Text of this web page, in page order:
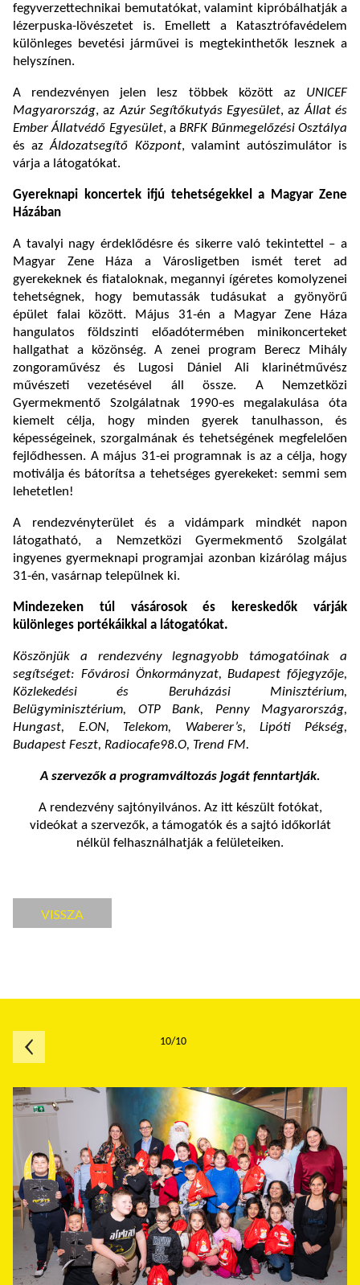
fegyverzettechnikai bemutatókat, valamint kipróbálhatják a
lézerpuska-lövészetet is. Emellett a Katasztrófavédelem
különleges bevetési járművei is megtekinthetők lesznek a
helyszínen.
A rendezvényen jelen lesz többek között az UNICEF
Magyarország, azAzúr Segítőkutyás Egyesület, azÁllat és
Ember Állatvédő Egyesület, aBRFK Bűnmegelőzési Osztálya
és azÁldozatsegítő Központ, valamint autószimulátor is
várja a látogatókat.
Gyereknapi koncertek ifjú tehetségekkel a Magyar Zene
Házában
A tavalyi nagy érdeklődésre és sikerre való tekintettel – a
Magyar Zene Háza a Városligetben ismét teret ad
gyerekeknek és fiataloknak, megannyi ígéretes komolyzenei
tehetségnek, hogy bemutassák tudásukat a gyönyörű
épület falai között. Május 31-én a Magyar Zene Háza
hangulatos földszinti előadótermében minikoncerteket
hallgathat a közönség. A zenei program Berecz Mihály
zongoraművész és Lugosi Dániel Ali klarinétművész
művészeti vezetésével áll össze. A Nemzetközi
Gyermekmentő Szolgálatnak 1990-es megalakulása óta
kiemelt célja, hogy minden gyerek tanulhasson, és
képességeinek, szorgalmának és tehetségének megfelelően
fejlődhessen. A május 31-ei programnak is az a célja, hogy
motiválja és bátorítsa a tehetséges gyerekeket: semmi sem
lehetetlen!
A rendezvényterület és a vidámpark mindkét napon
látogatható, a Nemzetközi Gyermekmentő Szolgálat
ingyenes gyermeknapi programjai azonban kizárólag május
31-én, vasárnap települnek ki.
Mindezeken túl vásárosok és kereskedők várják
különleges portékáikkal a látogatókat.
Köszönjük a rendezvény legnagyobb támogatóinak a
segítséget: Fővárosi Önkormányzat, Budapest főjegyzője,
Közlekedési és Beruházási Minisztérium,
Belügyminisztérium, OTP Bank, Penny Magyarország,
Hungast, E.ON, Telekom, Waberer’s, Lipóti Pékség,
Budapest Feszt, Radiocafe98.O, Trend FM.
A szervezők a programváltozás jogát fenntartják.
A rendezvény sajtónyilvános. Az itt készült fotókat,
videókat a szervezők, a támogatók és a sajtó időkorlát
nélkül felhasználhatják a felületeiken.
VISSZA
10/10